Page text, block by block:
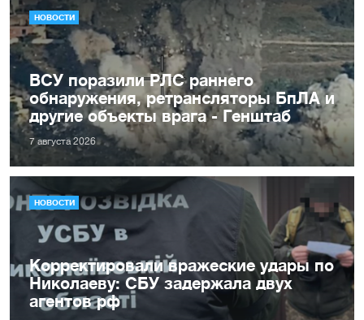
НОВОСТИ
ВСУ поразили РЛС раннего
обнаружения, ретрансляторы БпЛА и
другие объекты врага - Генштаб
7 августа 2026
НОВОСТИ
Корректировали вражеские удары по
Николаеву: СБУ задержала двух
агентов рф